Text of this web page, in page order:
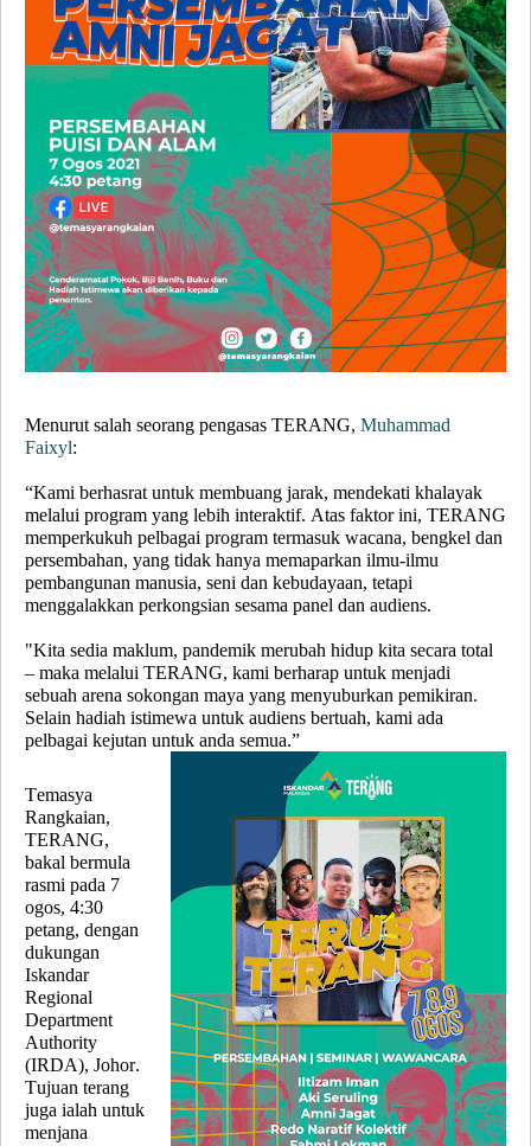
Menurut salah seorang pengasas TERANG, Muhammad
Faixyl:
“Kami berhasrat untuk membuang jarak, mendekati khalayak
melalui program yang lebih interaktif. Atas faktor ini, TERANG
memperkukuh pelbagai program termasuk wacana, bengkel dan
persembahan, yang tidak hanya memaparkan ilmu-ilmu
pembangunan manusia, seni dan kebudayaan, tetapi
menggalakkan perkongsian sesama panel dan audiens.
"Kita sedia maklum, pandemik merubah hidup kita secara total
– maka melalui TERANG, kami berharap untuk menjadi
sebuah arena sokongan maya yang menyuburkan pemikiran.
Selain hadiah istimewa untuk audiens bertuah, kami ada
pelbagai kejutan untuk anda semua.”
Temasya
Rangkaian,
TERANG,
bakal bermula
rasmi pada 7
ogos, 4:30
petang, dengan
dukungan
Iskandar
Regional
Department
Authority
(IRDA), Johor.
Tujuan terang
juga ialah untuk
menjana